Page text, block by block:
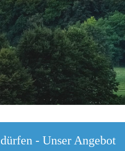
- Unser Angebot